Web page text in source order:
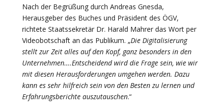
Nach der Begrüßung durch Andreas Gnesda,
Herausgeber des Buches und Präsident des ÖGV,
richtete Staatssekretär Dr. Harald Mahrer das Wort per
Videobotschaft an das Publikum. „Die Digitalisierung
stellt zur Zeit alles auf den Kopf, ganz besonders in den
Unternehmen….Entscheidend wird die Frage sein, wie wir
mit diesen Herausforderungen umgehen werden. Dazu
kann es sehr hilfreich sein von den Besten zu lernen und
Erfahrungsberichte auszutauschen.“